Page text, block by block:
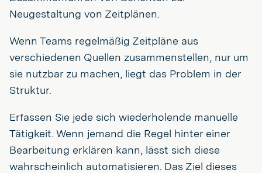
Neugestaltung von Zeitplänen.
Wenn Teams regelmäßig Zeitpläne aus
verschiedenen Quellen zusammenstellen, nur um
sie nutzbar zu machen, liegt das Problem in der
Struktur.
Erfassen Sie jede sich wiederholende manuelle
Tätigkeit. Wenn jemand die Regel hinter einer
Bearbeitung erklären kann, lässt sich diese
wahrscheinlich automatisieren. Das Ziel dieses